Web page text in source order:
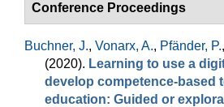
Conference Proceedings
Buchner, J., Vonarx, A., Pfänder, P.
(2020). Learning to use a
develop competence-based
education: Guided or